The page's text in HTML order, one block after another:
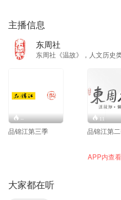
主播信息
东周社
东周社《温故》，人文历史
--
品锦江第三季
11
品锦江第
APP内查
大家都在听